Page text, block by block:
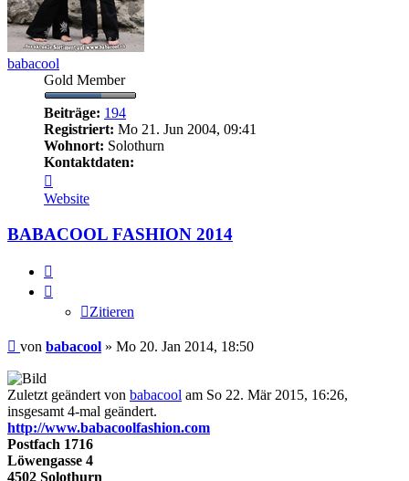
babacool
Gold Member
Beiträge: 194
Registriert: Mo 21. Jun 2004, 09:41
Wohnort: Solothurn
Kontaktdaten:
von
babacool
Website
BABACOOL FASHION 2014
Zitieren
Beitrag
von babacool » Mo 20. Jan 2014, 18:50
Zuletzt geändert von babacool am So 22. Mär 2015, 16:26,
insgesamt 4-mal geändert.
http://www.babacoolfashion.com
Postfach 1716
Löwengasse 4
4502 Solothurn